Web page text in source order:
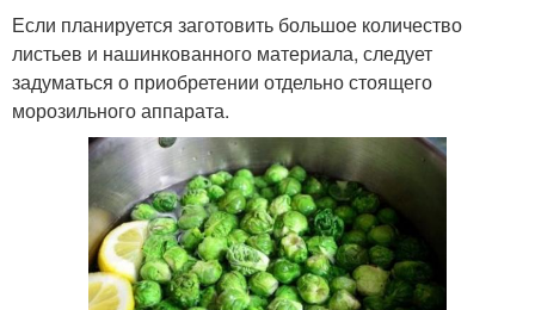
Если планируется заготовить большое количество
листьев и нашинкованного материала, следует
задуматься о приобретении отдельно стоящего
морозильного аппарата.